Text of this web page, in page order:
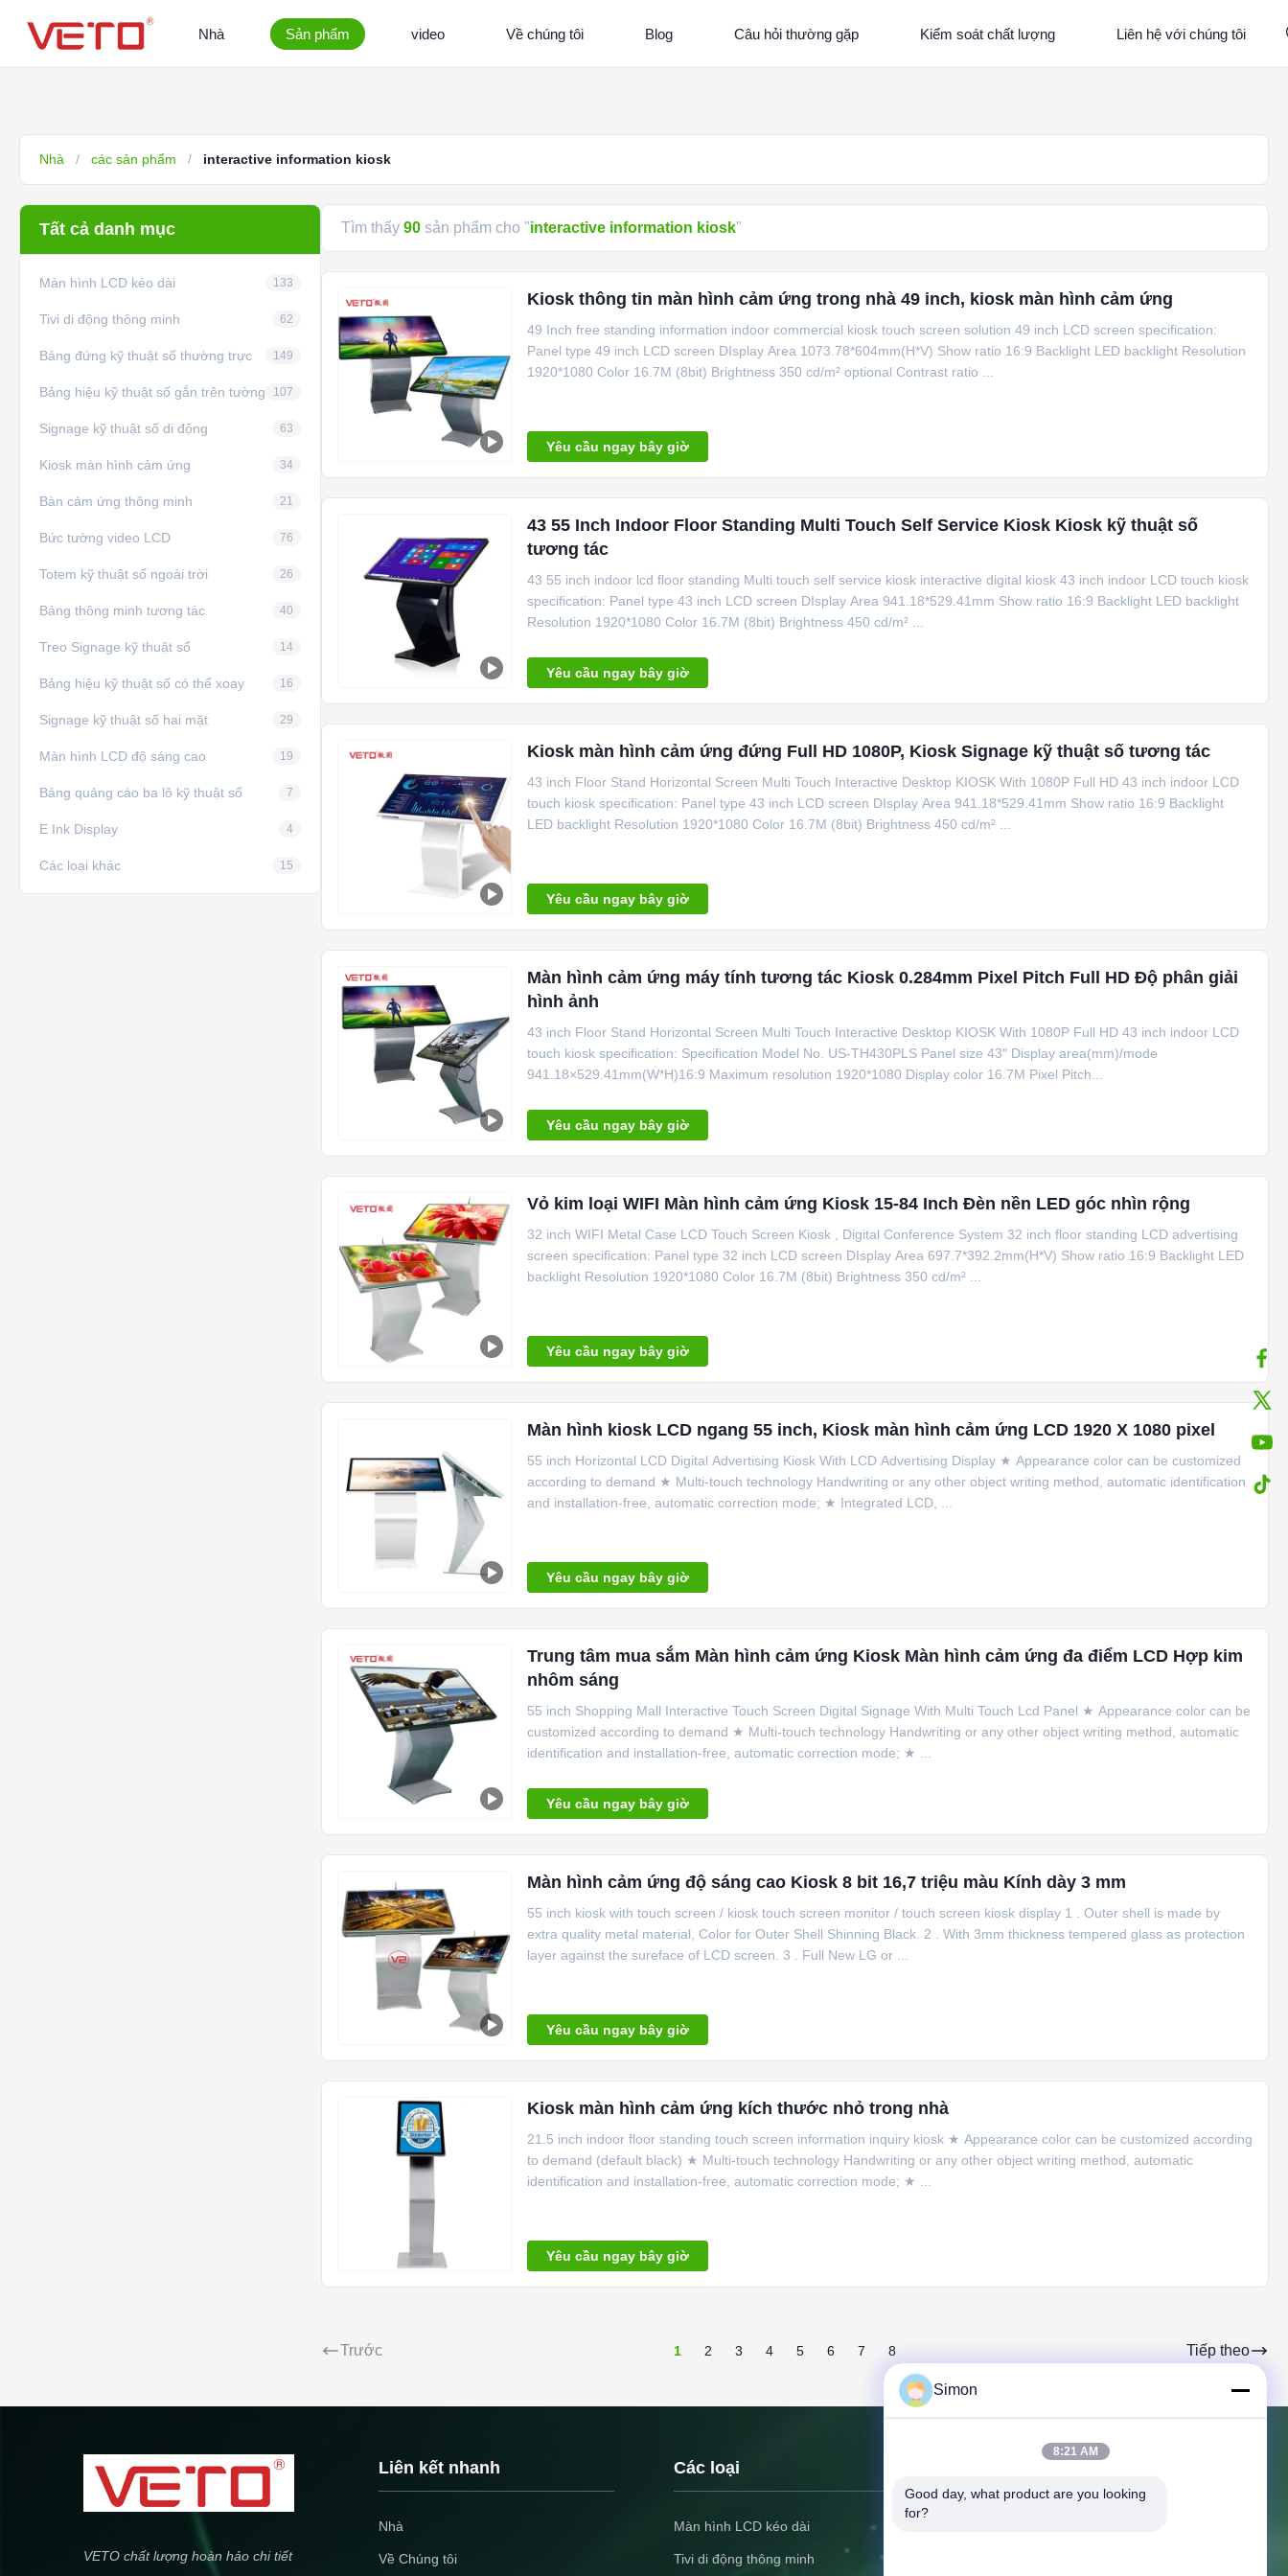
Nhà Sản phẩm video Về chúng tôi Blog Câu hỏi thường gặp Kiểm soát chất lượng Liên hệ với chúng tôi
Nhà / các sản phẩm / interactive information kiosk
Tất cả danh mục
Màn hình LCD kéo dài 133
Tivi di động thông minh 62
Bảng đứng kỹ thuật số thường trực 149
Bảng hiệu kỹ thuật số gắn trên tường 107
Signage kỹ thuật số di động 63
Kiosk màn hình cảm ứng 34
Bàn cảm ứng thông minh 21
Bức tường video LCD 76
Totem kỹ thuật số ngoài trời 26
Bảng thông minh tương tác 40
Treo Signage kỹ thuật số 14
Bảng hiệu kỹ thuật số có thể xoay 16
Signage kỹ thuật số hai mặt 29
Màn hình LCD độ sáng cao 19
Bảng quảng cáo ba lô kỹ thuật số 7
E Ink Display 4
Các loại khác 15
Tìm thấy 90 sản phẩm cho "interactive information kiosk"
Kiosk thông tin màn hình cảm ứng trong nhà 49 inch, kiosk màn hình cảm ứng
49 Inch free standing information indoor commercial kiosk touch screen solution 49 inch LCD screen specification:
Panel type 49 inch LCD screen DIsplay Area 1073.78*604mm(H*V) Show ratio 16:9 Backlight LED backlight Resolution
1920*1080 Color 16.7M (8bit) Brightness 350 cd/m² optional Contrast ratio ...
Yêu cầu ngay bây giờ
43 55 Inch Indoor Floor Standing Multi Touch Self Service Kiosk Kiosk kỹ thuật số
tương tác
43 55 inch indoor lcd floor standing Multi touch self service kiosk interactive digital kiosk 43 inch indoor LCD touch kiosk
specification: Panel type 43 inch LCD screen DIsplay Area 941.18*529.41mm Show ratio 16:9 Backlight LED backlight
Resolution 1920*1080 Color 16.7M (8bit) Brightness 450 cd/m² ...
Yêu cầu ngay bây giờ
Kiosk màn hình cảm ứng đứng Full HD 1080P, Kiosk Signage kỹ thuật số tương tác
43 inch Floor Stand Horizontal Screen Multi Touch Interactive Desktop KIOSK With 1080P Full HD 43 inch indoor LCD
touch kiosk specification: Panel type 43 inch LCD screen DIsplay Area 941.18*529.41mm Show ratio 16:9 Backlight
LED backlight Resolution 1920*1080 Color 16.7M (8bit) Brightness 450 cd/m² ...
Yêu cầu ngay bây giờ
Màn hình cảm ứng máy tính tương tác Kiosk 0.284mm Pixel Pitch Full HD Độ phân giải
hình ảnh
43 inch Floor Stand Horizontal Screen Multi Touch Interactive Desktop KIOSK With 1080P Full HD 43 inch indoor LCD
touch kiosk specification: Specification Model No. US-TH430PLS Panel size 43″ Display area(mm)/mode
941.18×529.41mm(W*H)16:9 Maximum resolution 1920*1080 Display color 16.7M Pixel Pitch...
Yêu cầu ngay bây giờ
Vỏ kim loại WIFI Màn hình cảm ứng Kiosk 15-84 Inch Đèn nền LED góc nhìn rộng
32 inch WIFI Metal Case LCD Touch Screen Kiosk , Digital Conference System 32 inch floor standing LCD advertising
screen specification: Panel type 32 inch LCD screen DIsplay Area 697.7*392.2mm(H*V) Show ratio 16:9 Backlight LED
backlight Resolution 1920*1080 Color 16.7M (8bit) Brightness 350 cd/m² ...
Yêu cầu ngay bây giờ
Màn hình kiosk LCD ngang 55 inch, Kiosk màn hình cảm ứng LCD 1920 X 1080 pixel
55 inch Horizontal LCD Digital Advertising Kiosk With LCD Advertising Display ★ Appearance color can be customized
according to demand ★ Multi-touch technology Handwriting or any other object writing method, automatic identification
and installation-free, automatic correction mode; ★ Integrated LCD, ...
Yêu cầu ngay bây giờ
Trung tâm mua sắm Màn hình cảm ứng Kiosk Màn hình cảm ứng đa điểm LCD Hợp kim
nhôm sáng
55 inch Shopping Mall Interactive Touch Screen Digital Signage With Multi Touch Lcd Panel ★ Appearance color can be
customized according to demand ★ Multi-touch technology Handwriting or any other object writing method, automatic
identification and installation-free, automatic correction mode; ★ ...
Yêu cầu ngay bây giờ
Màn hình cảm ứng độ sáng cao Kiosk 8 bit 16,7 triệu màu Kính dày 3 mm
55 inch kiosk with touch screen / kiosk touch screen monitor / touch screen kiosk display 1 . Outer shell is made by
extra quality metal material, Color for Outer Shell Shinning Black. 2 . With 3mm thickness tempered glass as protection
layer against the sureface of LCD screen. 3 . Full New LG or ...
Yêu cầu ngay bây giờ
Kiosk màn hình cảm ứng kích thước nhỏ trong nhà
21.5 inch indoor floor standing touch screen information inquiry kiosk ★ Appearance color can be customized according
to demand (default black) ★ Multi-touch technology Handwriting or any other object writing method, automatic
identification and installation-free, automatic correction mode; ★ ...
Yêu cầu ngay bây giờ
Trước 1 2 3 4 5 6 7 8 Tiếp theo
VETO chất lượng hoàn hảo chi tiết
Liên kết nhanh
Nhà
Về Chúng tôi
Các loại
Màn hình LCD kéo dài
Tivi di động thông minh
Simon
8:21 AM
Good day, what product are you looking
for?